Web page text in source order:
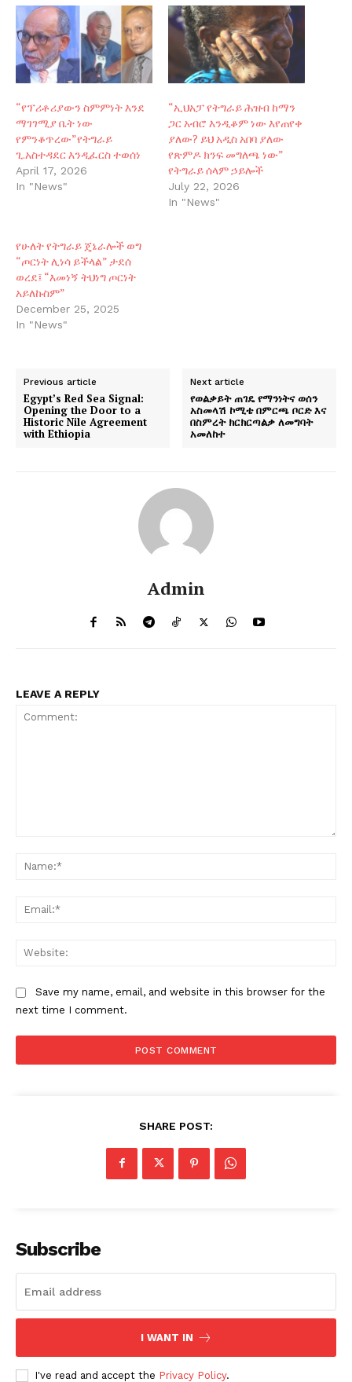
“የፕሪቶሪያውን ስምምነት እንደ
ማገገሚያ ቤት ነው
የምንቆጥረው”የትግራይ
ጊ.አስተዳደር እንዲፈርስ ተወሰነ
April 17, 2026
In "News"
“ኢህአፓ የትግራይ ሕዝብ ከማን
ጋር አብሮ እንዲቆም ነው እየጠየቀ
ያለው? ይህ አዲስ አበባ ያለው
የጽምዶ ክንፍ መግለጫ ነው”
የትግራይ ሰላም ኃይሎች
July 22, 2026
In "News"
የሁለት የትግራይ ጄኔራሎች ወግ
“ጦርነት ሊነሳ ይችላል” ታደሰ
ወረደ፤ “እመነኝ ትህነግ ጦርነት
አይለኩስም”
December 25, 2025
In "News"
Previous article
Egypt’s Red Sea Signal:
Opening the Door to a
Historic Nile Agreement
with Ethiopia
Next article
የወልቃይት ጠገዴ የማንነትና ወሰን
አስመላሽ ኮሚቴ በምርጫ ቦርድ እና
በስምረት ክርክርጣልቃ ለመግባት
አመለከተ
Admin
LEAVE A REPLY
Save my name, email, and website in this browser for the
next time I comment.
SHARE POST:
Subscribe
I WANT IN
I've read and accept the Privacy Policy.